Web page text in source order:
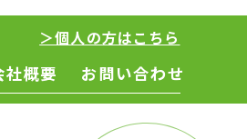
＞個人の方はこちら
社概要 お問い合わせ